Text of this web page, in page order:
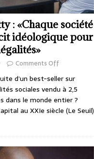
: «Chaque société
idéologique pour
Comments Off
d’un best-seller sur
sociales vendu à 2,5
dans le monde entier ?
au XXIe siècle (Le Seuil)